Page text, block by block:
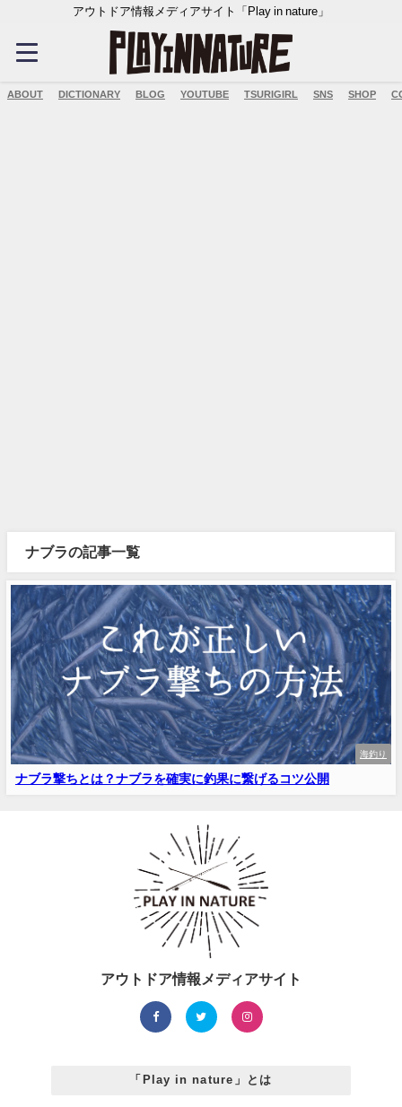
アウトドア情報メディアサイト「Play in nature」
ABOUT DICTIONARY BLOG YOUTUBE TSURIGIRL SNS SHOP
ナブラの記事一覧
海釣り
ナブラ撃ちとは？ナブラを確実に釣果に繋げるコツ公開
アウトドア情報メディアサイト
「Play in nature」とは